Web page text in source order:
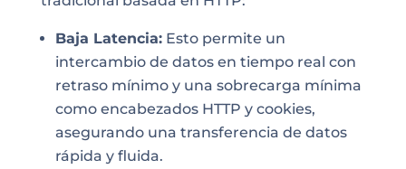
Baja Latencia:Esto permite un
intercambio de datos en tiempo real con
retraso mínimo y una sobrecarga mínima
como encabezados HTTP y cookies,
asegurando una transferencia de datos
rápida y fluida.